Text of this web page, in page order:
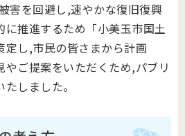
害を回避し,速やかな復旧復興
に推進するため 「小美玉市国土
定し,市民の皆さまから計画
やご提案をいただくため,パブリ
しました。